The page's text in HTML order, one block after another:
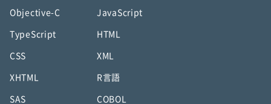
Objective-C JavaScript
TypeScript HTML
CSS XML
XHTML R言語
SAS COBOL